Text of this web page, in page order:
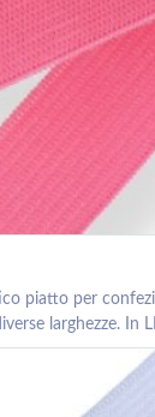
piatto per
larghezze. In